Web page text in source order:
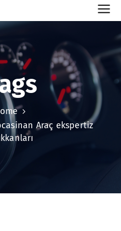
Araç ekspertiz